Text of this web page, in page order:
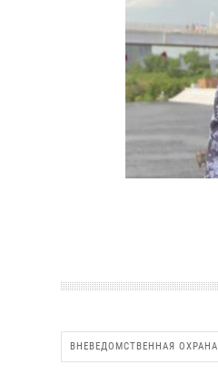
ВНЕВЕДОМСТВЕННАЯ ОХРАНА